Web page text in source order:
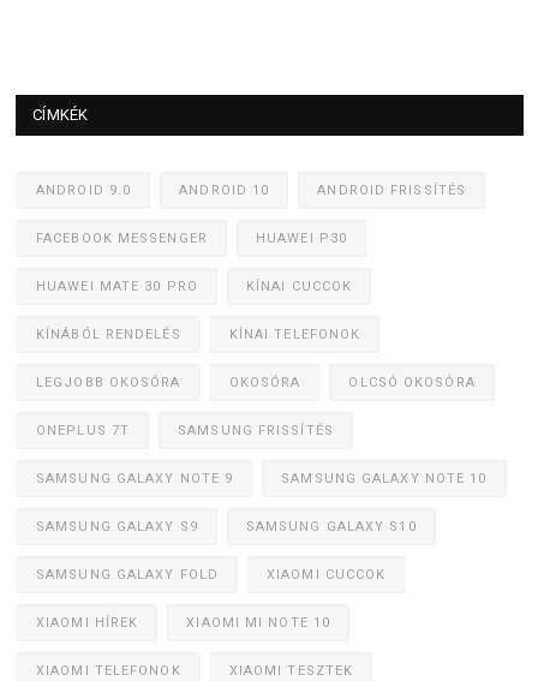
CÍMKÉK
ANDROID 9.0 ANDROID 10 ANDROID FRISSÍTÉS
FACEBOOK MESSENGER HUAWEI P30
HUAWEI MATE 30 PRO KÍNAI CUCCOK
KÍNÁBÓL RENDELÉS KÍNAI TELEFONOK
LEGJOBB OKOSÓRA OKOSÓRA OLCSÓ OKOSÓRA
ONEPLUS 7T SAMSUNG FRISSÍTÉS
SAMSUNG GALAXY NOTE 9 SAMSUNG GALAXY NOTE 10
SAMSUNG GALAXY S9 SAMSUNG GALAXY S10
SAMSUNG GALAXY FOLD XIAOMI CUCCOK
XIAOMI HÍREK XIAOMI MI NOTE 10
XIAOMI TELEFONOK XIAOMI TESZTEK